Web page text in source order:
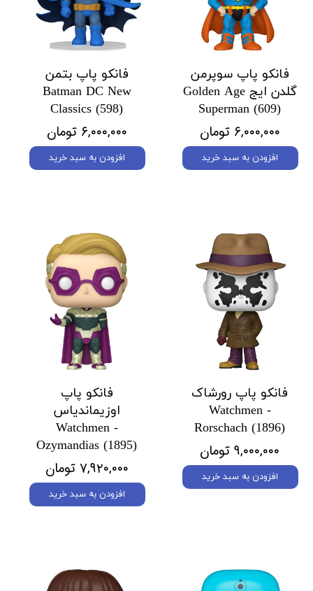
فانکو پاپ سوپرمن
گلدن ایج Golden Age
Superman (609)
۶,۰۰۰,۰۰۰ تومان
افزودن به سبد خرید
فانکو پاپ بتمن
Batman DC New
Classics (598)
۶,۰۰۰,۰۰۰ تومان
افزودن به سبد خرید
فانکو پاپ رورشاک
Watchmen -
Rorschach (1896)
۹,۰۰۰,۰۰۰ تومان
افزودن به سبد خرید
فانکو پاپ
اوزیماندیاس
Watchmen -
Ozymandias (1895)
۷,۹۲۰,۰۰۰ تومان
افزودن به سبد خرید